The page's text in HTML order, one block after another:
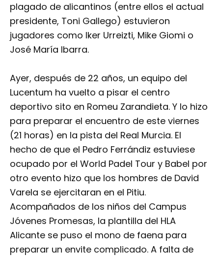
plagado de alicantinos (entre ellos el actual
presidente, Toni Gallego) estuvieron
jugadores como Iker Urreizti, Mike Giomi o
José María Ibarra.
Ayer, después de 22 años, un equipo del
Lucentum ha vuelto a pisar el centro
deportivo sito en Romeu Zarandieta. Y lo hizo
para preparar el encuentro de este viernes
(21 horas) en la pista del Real Murcia. El
hecho de que el Pedro Ferrándiz estuviese
ocupado por el World Padel Tour y Babel por
otro evento hizo que los hombres de David
Varela se ejercitaran en el Pitiu.
Acompañados de los niños del Campus
Jóvenes Promesas, la plantilla del HLA
Alicante se puso el mono de faena para
preparar un envite complicado. A falta de